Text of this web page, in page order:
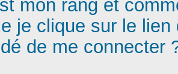
mon rang et
je clique sur le lien
de me connecter